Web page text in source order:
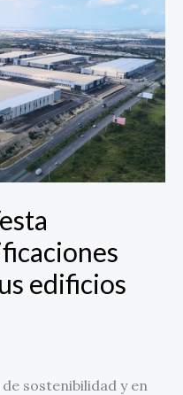
edificios
sostenibilidad y en